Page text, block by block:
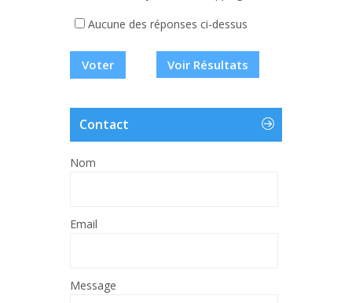
Aucune des réponses ci-dessus
Voir Résultats
Contact
Nom
Email
Message